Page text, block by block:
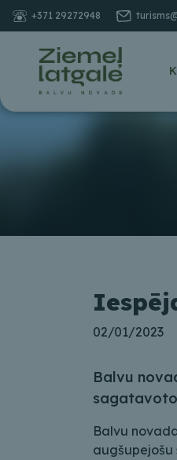
+371 29272948
02/01/2023
Balvu
Balvu
augšupejošu